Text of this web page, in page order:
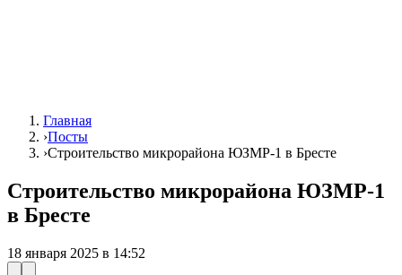
Главная
›Посты
›Строительство микрорайона ЮЗМР-1 в Бресте
Строительство микрорайона ЮЗМР-1
в Бресте
18 января 2025 в 14:52